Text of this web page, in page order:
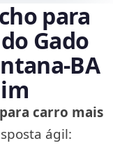
para
Gado
carro mais
ágil: